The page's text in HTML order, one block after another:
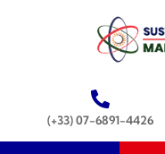
(+33) 07-6891-4426